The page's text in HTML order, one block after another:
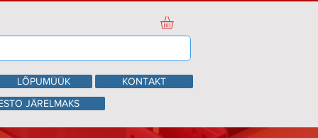
LÕPUMÜÜK
KONTAKT
JÄRELMAKS